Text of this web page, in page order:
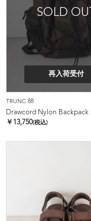
SOLD OUT
再入荷受付
TRUNC 88
Drawcord Nylon Backpack
￥ 13,750(税込)